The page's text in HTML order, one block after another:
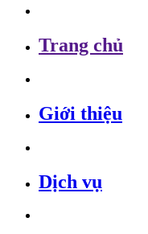
Trang chủ
Giới thiệu
Dịch vụ